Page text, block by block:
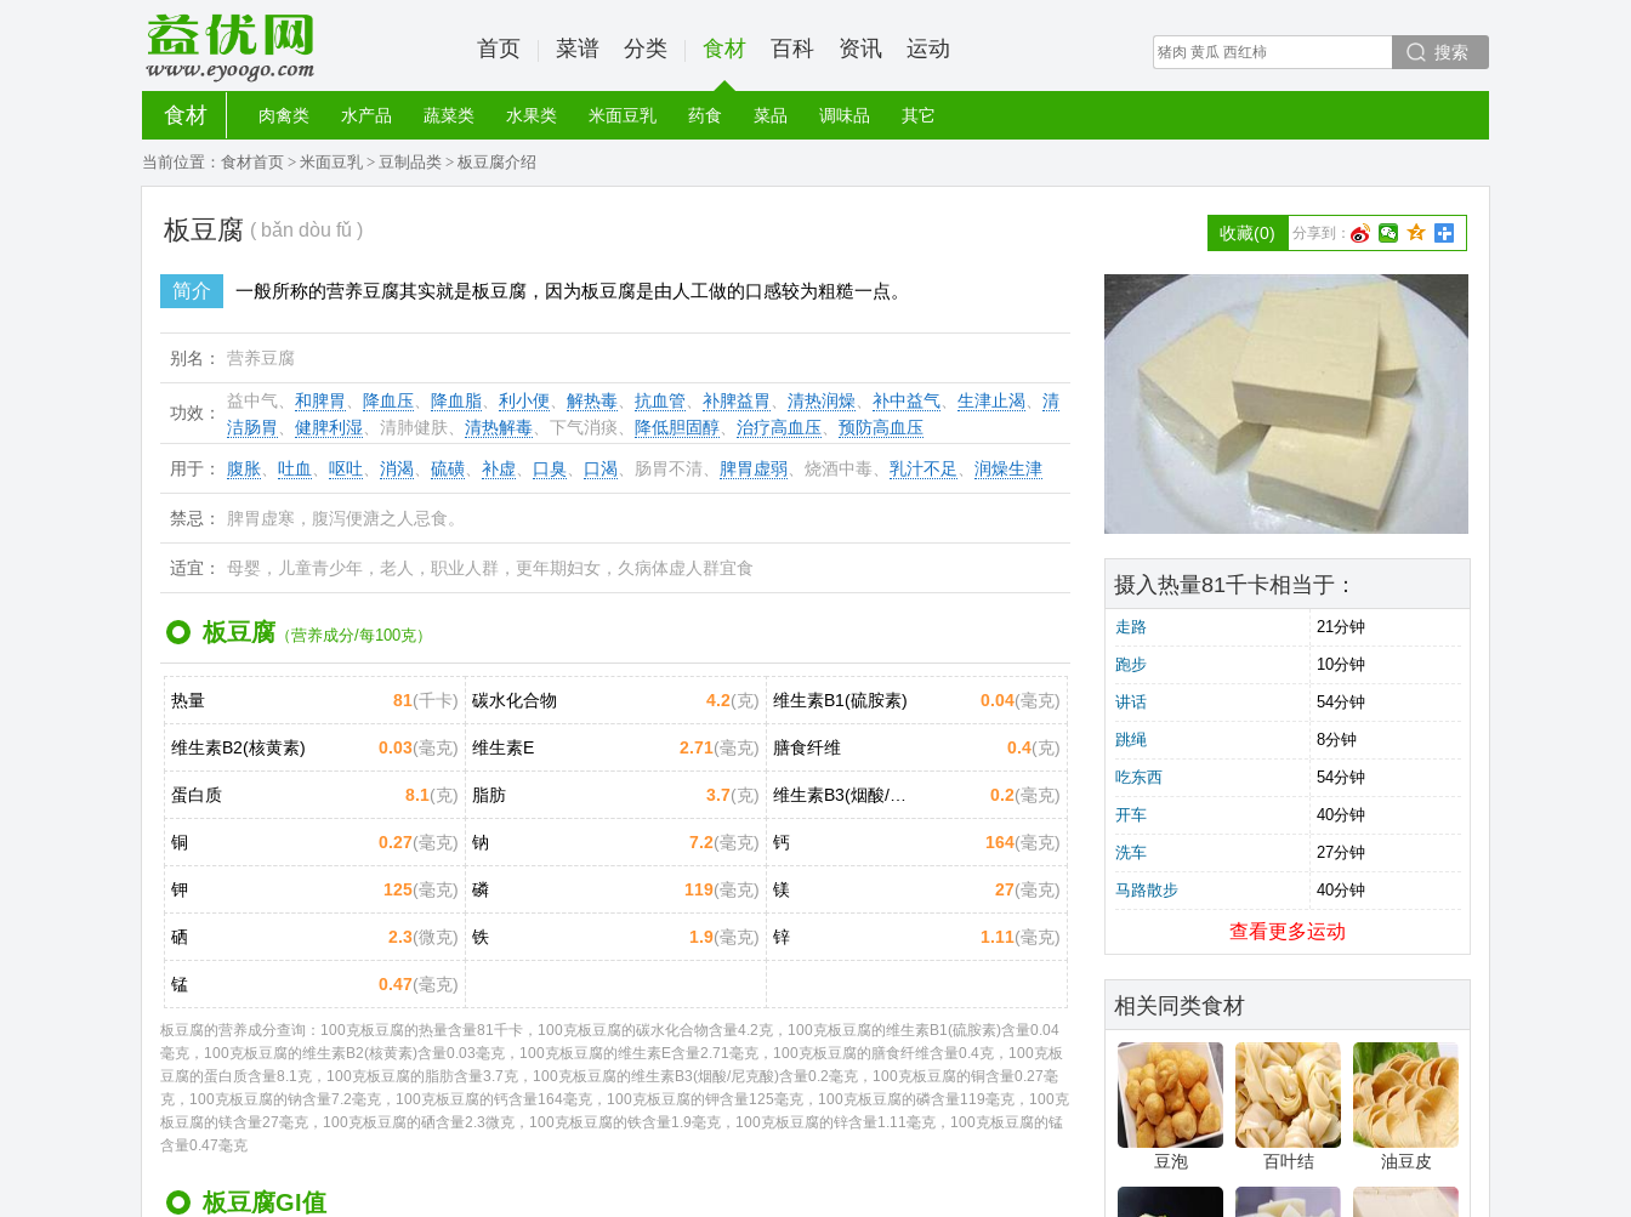
搜索
首页 菜谱 分类 食材 百科 资讯 运动
食材 肉禽类 水产品 蔬菜类 水果类 米面豆乳 药食 菜品 调味品 其它
当前位置： 食材首页 > 米面豆乳 > 豆制品类 > 板豆腐介绍
板豆腐 ( bǎn dòu fǔ ) 分享到：
收藏(0)
简介 一般所称的营养豆腐其实就是板豆腐，因为板豆腐是由人工做的口感较为粗糙一点。
别名： 营养豆腐
功效：
益中气、 和脾胃 降血压 降血脂 利小便 解热毒 抗血管 补脾益胃 清热润燥 补中益气 生津止渴
清
洁肠胃
健脾利湿 、清肺健肤、 清热解毒 、下气消痰、 降低胆固醇 治疗高血压 预防高血压
用于： 腹胀 吐血 呕吐 消渴 硫磺 补虚 口臭 口渴 、肠胃不清、 脾胃虚弱 、烧酒中毒、 乳汁不足 润燥生津
禁忌： 脾胃虚寒，腹泻便溏之人忌食。
适宜： 母婴，儿童青少年，老人，职业人群，更年期妇女，久病体虚人群宜食
板豆腐 （营养成分/每100克）
热量 81(千卡) 碳水化合物 4.2(克) 维生素B1(硫胺素) 0.04(毫克)
维生素B2(核黄素) 0.03(毫克) 维生素E 2.71(毫克) 膳食纤维 0.4(克)
蛋白质 8.1(克) 脂肪 3.7(克) 维生素B3(烟酸/尼克酸) 0.2(毫克)
铜 0.27(毫克) 钠 7.2(毫克) 钙 164(毫克)
钾 125(毫克) 磷 119(毫克) 镁 27(毫克)
硒 2.3(微克) 铁 1.9(毫克) 锌 1.11(毫克)
锰 0.47(毫克)
板豆腐的营养成分查询：100克板豆腐的热量含量81千卡，100克板豆腐的碳水化合物含量4.2克，100克板豆腐的维生素B1(硫胺素)含量0.04
毫克，100克板豆腐的维生素B2(核黄素)含量0.03毫克，100克板豆腐的维生素E含量2.71毫克，100克板豆腐的膳食纤维含量0.4克，100克板
豆腐的蛋白质含量8.1克，100克板豆腐的脂肪含量3.7克，100克板豆腐的维生素B3(烟酸/尼克酸)含量0.2毫克，100克板豆腐的铜含量0.27毫
克，100克板豆腐的钠含量7.2毫克，100克板豆腐的钙含量164毫克，100克板豆腐的钾含量125毫克，100克板豆腐的磷含量119毫克，100克
板豆腐的镁含量27毫克，100克板豆腐的硒含量2.3微克，100克板豆腐的铁含量1.9毫克，100克板豆腐的锌含量1.11毫克，100克板豆腐的锰
含量0.47毫克
板豆腐GI值
摄入热量81千卡相当于：
走路 21分钟
跑步 10分钟
讲话 54分钟
跳绳 8分钟
吃东西 54分钟
开车 40分钟
洗车 27分钟
马路散步 40分钟
查看更多运动
相关同类食材
豆泡 百叶结 油豆皮